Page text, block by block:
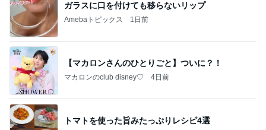
ガラスに口を付けても移らないリップ
Amebaトピックス 1日前
【マカロンさんのひとりごと】ついに？！
マカロンのclub disney♡ 4日前
トマトを使った旨みたっぷりレシピ4選